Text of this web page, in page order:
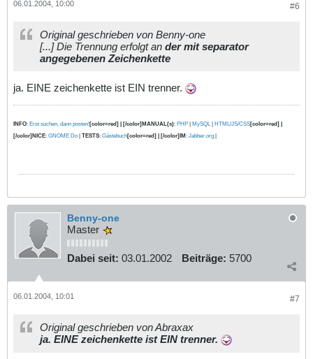
#6
06.01.2004, 10:00
Original geschrieben von Benny-one
[...] Die Trennung erfolgt an der mit separator
angegebenen Zeichenkette
ja. EINE zeichenkette ist EIN trenner.
INFO: Erst suchen, dann posten![color=red] | [/color]MANUAL(s): PHP MySQL| HTML/JS/CSS[color=red] |
[/color]NICE: GNOME Do TESTS: Gästebuch[color=red] | [/color]IM : Jabber.org
Benny-one
Master
Dabei seit: 03.01.2002 Beiträge: 5700
#7
06.01.2004, 10:01
Original geschrieben von Abraxax
ja. EINE zeichenkette ist EIN trenner.